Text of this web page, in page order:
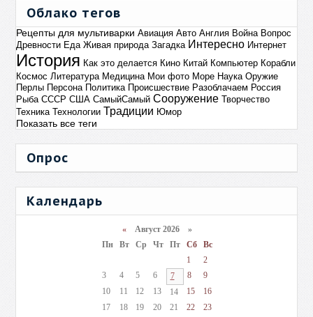
Облако тегов
Рецепты для мультиварки Авиация Авто Англия Война Вопрос
Древности Еда Живая природа Загадка Интересно Интернет
История Как это делается Кино Китай Компьютер Корабли
Космос Литература Медицина Мои фото Море Наука Оружие
Перлы Персона Политика Происшествие Разоблачаем Россия
Рыба СССР США СамыйСамый Сооружение Творчество
Техника Технологии Традиции Юмор
Показать все теги
Опрос
Календарь
«Август 2026 »
Пн
Вт Ср Чт Пт Сб
Вс
1
2
3
4 5 6 7 8
9
10
11 12 13 14 15
16
17
18 19 20 21 22 23